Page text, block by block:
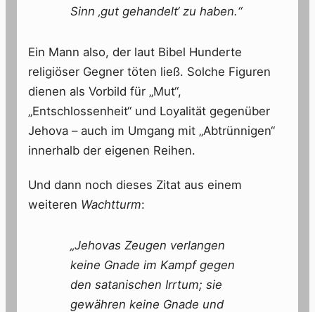
Sinn ‚gut gehandelt‘ zu haben.“
Ein Mann also, der laut Bibel Hunderte
religiöser Gegner töten ließ. Solche Figuren
dienen als Vorbild für „Mut“,
„Entschlossenheit“ und Loyalität gegenüber
Jehova – auch im Umgang mit „Abtrünnigen“
innerhalb der eigenen Reihen.
Und dann noch dieses Zitat aus einem
weiteren Wachtturm:
„Jehovas Zeugen verlangen
keine Gnade im Kampf gegen
den satanischen Irrtum; sie
gewähren keine Gnade und